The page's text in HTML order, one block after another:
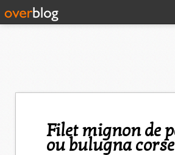
Filet mignon de porc au beurre de saté et lardo de Colonnata, guanciale
ou bulugna corse